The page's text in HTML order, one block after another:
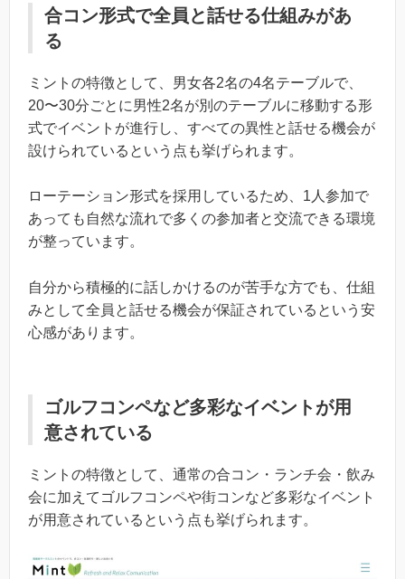
合コン形式で全員と話せる仕組みがあ
る
ミントの特徴として、男女各2名の4名テーブルで、
20〜30分ごとに男性2名が別のテーブルに移動する形
式でイベントが進行し、すべての異性と話せる機会が
設けられているという点も挙げられます。
ローテーション形式を採用しているため、1人参加で
あっても自然な流れで多くの参加者と交流できる環境
が整っています。
自分から積極的に話しかけるのが苦手な方でも、仕組
みとして全員と話せる機会が保証されているという安
心感があります。
ゴルフコンペなど多彩なイベントが用
意されている
ミントの特徴として、通常の合コン・ランチ会・飲み
会に加えてゴルフコンペや街コンなど多彩なイベント
が用意されているという点も挙げられます。